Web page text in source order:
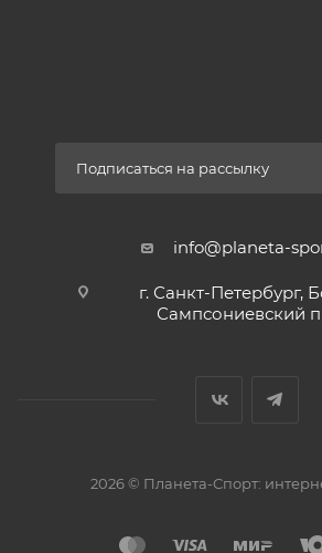
Подписаться на рассылку
info@planeta-
г. Санкт-Петербург,
Сампсониевский
2026 © Планета-Спорт: